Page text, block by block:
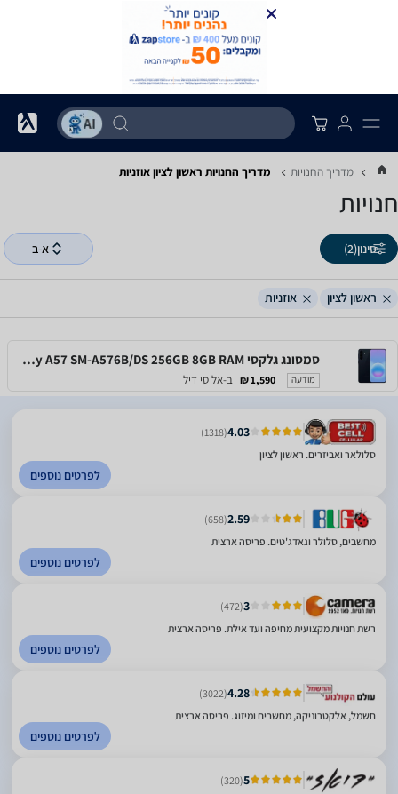
מדריך החנויות מדריך החנויות ‏ראשון לציון ‏אוזניות
חנויות
סינון(2) א-ב
ראשון לציון אוזניות
סמסונג גלקסי Samsung Galaxy A57 SM-A576B/DS 256GB 8GB RAM
מודעה 1,590 ₪ ב-אל סי דיל
4.03
(1318)
סלולאר ואביזרים. ראשון לציון
לפרטים נוספים
2.59
(658)
מחשבים, סלולר וגאדג'טים. פריסה ארצית
לפרטים נוספים
3
(472)
רשת חנויות מקצועית מחיפה ועד אילת. פריסה ארצית
לפרטים נוספים
4.28
(3022)
חשמל, אלקטרוניקה, מחשבים ומיזוג. פריסה ארצית
לפרטים נוספים
5
(320)